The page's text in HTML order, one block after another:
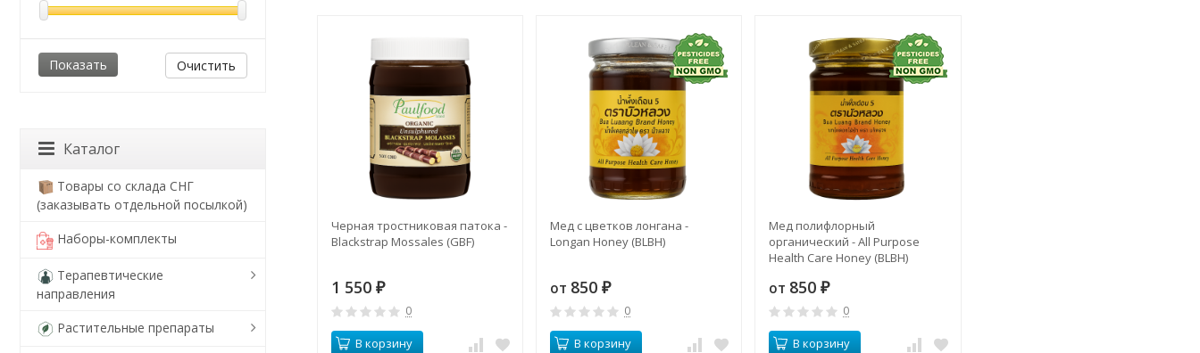
Черная тростниковая патока -
Blackstrap Mossales (GBF)
1 550 ₽
0
В корзину
Мед с цветков лонгана -
Longan Honey (BLBH)
от 850 ₽
0
В корзину
Мед полифлорный
органический - All Purpose
Health Care Honey (BLBH)
от 850₽
0
В корзину
Очистить
Каталог
Товары со склада СНГ
(заказывать отдельной посылкой)
Наборы-комплекты
Терапевтические
направления
Растительные препараты